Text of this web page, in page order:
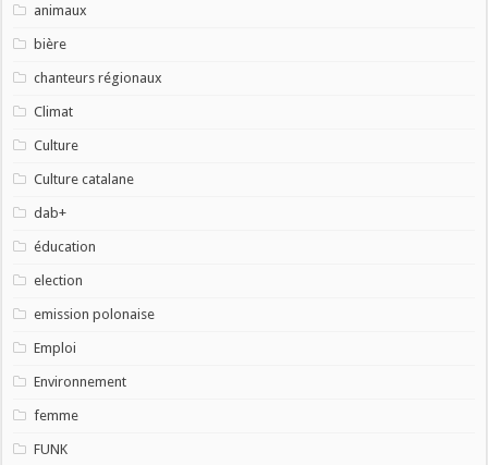
animaux
bière
chanteurs régionaux
Climat
Culture
Culture catalane
dab+
éducation
election
emission polonaise
Emploi
Environnement
femme
FUNK